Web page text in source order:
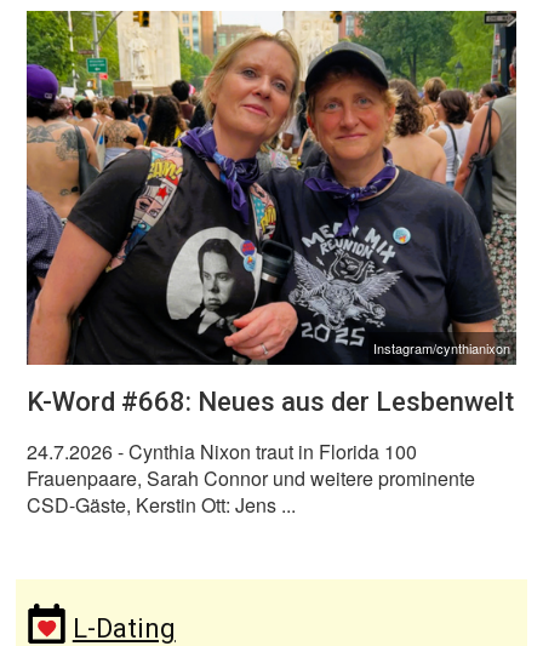
Instagram/cynthianixon
K-Word #668: Neues aus der Lesbenwelt
24.7.2026- Cynthia Nixon traut in Florida 100
Frauenpaare, Sarah Connor und weitere prominente
CSD-Gäste, Kerstin Ott: Jens ...
L-Dating